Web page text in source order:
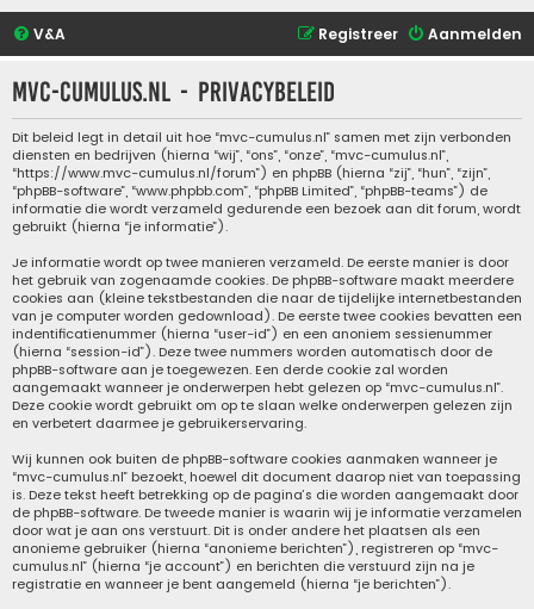
V&A Aanmelden
Registreer
mvc-cumulus.nl - Privacybeleid
Dit beleid legt in detail uit hoe “mvc-cumulus.nl” samen met zijn verbonden
diensten en bedrijven (hierna “wij”, “ons”, “onze”, “mvc-cumulus.nl”,
“https://www.mvc-cumulus.nl/forum”) en phpBB (hierna “zij”, “hun”, “zijn”,
“phpBB-software”, “www.phpbb.com”, “phpBB Limited”, “phpBB-teams”) de
informatie die wordt verzameld gedurende een bezoek aan dit forum, wordt
gebruikt (hierna “je informatie”).
Je informatie wordt op twee manieren verzameld. De eerste manier is door
het gebruik van zogenaamde cookies. De phpBB-software maakt meerdere
cookies aan (kleine tekstbestanden die naar de tijdelijke internetbestanden
van je computer worden gedownload). De eerste twee cookies bevatten een
indentificatienummer (hierna “user-id”) en een anoniem sessienummer
(hierna “session-id”). Deze twee nummers worden automatisch door de
phpBB-software aan je toegewezen. Een derde cookie zal worden
aangemaakt wanneer je onderwerpen hebt gelezen op “mvc-cumulus.nl”.
Deze cookie wordt gebruikt om op te slaan welke onderwerpen gelezen zijn
en verbetert daarmee je gebruikerservaring.
Wij kunnen ook buiten de phpBB-software cookies aanmaken wanneer je
“mvc-cumulus.nl” bezoekt, hoewel dit document daarop niet van toepassing
is. Deze tekst heeft betrekking op de pagina’s die worden aangemaakt door
de phpBB-software. De tweede manier is waarin wij je informatie verzamelen
door wat je aan ons verstuurt. Dit is onder andere het plaatsen als een
anonieme gebruiker (hierna “anonieme berichten”), registreren op “mvc-
cumulus.nl” (hierna “je account”) en berichten die verstuurd zijn na je
registratie en wanneer je bent aangemeld (hierna “je berichten”).